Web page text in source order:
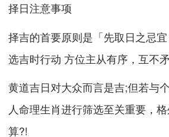
择日注意事项
择吉的首要原则是 「先取日之忌
选吉时行动 方位主从有序，互不
黄道吉日对大众而言是吉;但若与
人命理生肖进行筛选至关重要，
算?!